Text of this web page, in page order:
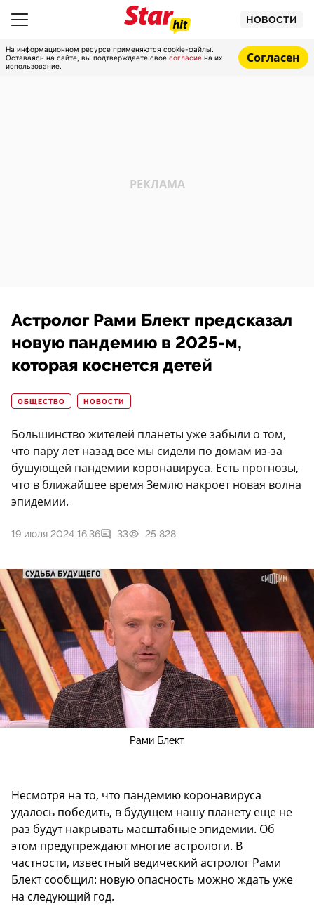
НОВОСТИ
На информационном ресурсе применяются cookie-файлы.
Оставаясь на сайте, вы подтверждаете свое согласие на их
использование.
Согласен
Астролог Рами Блект предсказал
новую пандемию в 2025-м,
которая коснется детей
ОБЩЕСТВО НОВОСТИ
Большинство жителей планеты уже забыли о том,
что пару лет назад все мы сидели по домам из-за
бушующей пандемии коронавируса. Есть прогнозы,
что в ближайшее время Землю накроет новая волна
эпидемии.
19 июля 2024 16:36 33 25 828
Рами Блект
Несмотря на то, что пандемию коронавируса
удалось победить, в будущем нашу планету еще не
раз будут накрывать масштабные эпидемии. Об
этом предупреждают многие астрологи. В
частности, известный ведический астролог Рами
Блект сообщил: новую опасность можно ждать уже
на следующий год.